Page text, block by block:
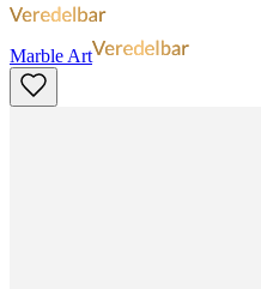
Marble Art